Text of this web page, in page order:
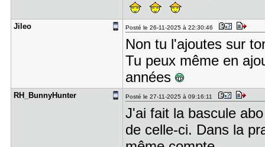
Jileo Posté le 26-11-2025 à 22:30:46
Non tu l'ajoutes sur
Tu peux même en
années
RH_BunnyHu​nter Posté le 27-11-2025 à 09:16:11
J'ai fait la bascule
de celle-ci. Dans la